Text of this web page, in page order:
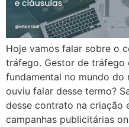
Hoje vamos falar sobre o
tráfego. Gestor de tráfego
fundamental no mundo do
ouviu falar desse termo?
desse contrato na criação
campanhas publicitárias